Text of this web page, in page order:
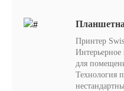
Принтер
Интерьерное
для
Технология